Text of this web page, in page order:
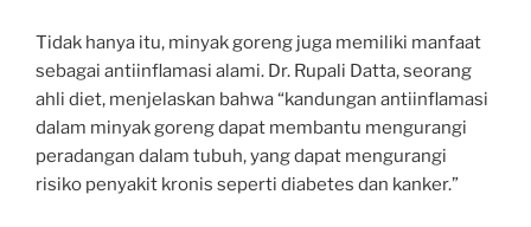
Tidak hanya itu, minyak goreng juga memiliki manfaat
sebagai antiinflamasi alami. Dr. Rupali Datta, seorang
ahli diet, menjelaskan bahwa “kandungan antiinflamasi
dalam minyak goreng dapat membantu mengurangi
peradangan dalam tubuh, yang dapat mengurangi
risiko penyakit kronis seperti diabetes dan kanker.”